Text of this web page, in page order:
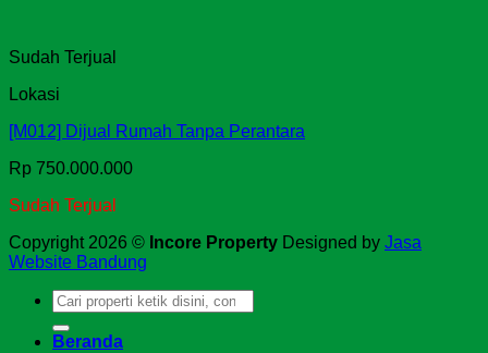
Sudah Terjual
Lokasi
[M012] Dijual Rumah Tanpa Perantara
Rp 750.000.000
Sudah Terjual
Copyright 2026 © Incore Property Designed by Jasa
Website Bandung
Search
for:
Beranda